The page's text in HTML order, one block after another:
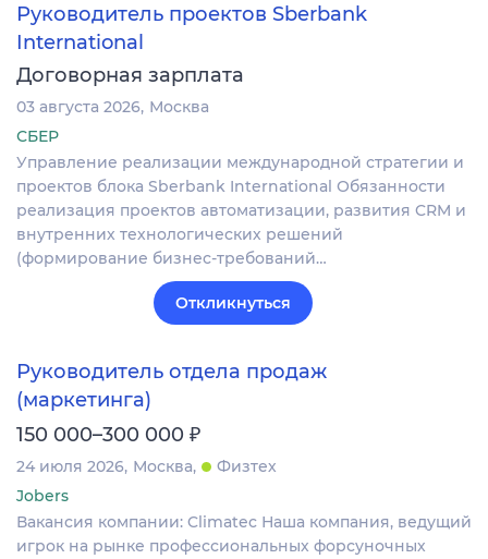
Руководитель проектов Sberbank
International
Договорная зарплата
03 августа 2026 Москва
СБЕР
Управление реализации международной стратегии и
проектов блока Sberbank International Обязанности
реализация проектов автоматизации, развития CRM и
внутренних технологических решений
(формирование бизнес-требований…
Откликнуться
Руководитель отдела продаж
(маркетинга)
150 000–300 000 ₽
24 июля 2026 Москва
Физтех
Jobers
Вакансия компании: Climatec Наша компания, ведущий
игрок на рынке профессиональных форсуночных